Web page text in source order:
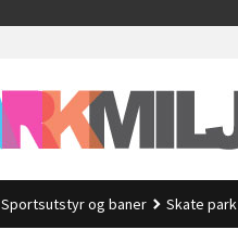
Sportsutstyr og baner Skate park